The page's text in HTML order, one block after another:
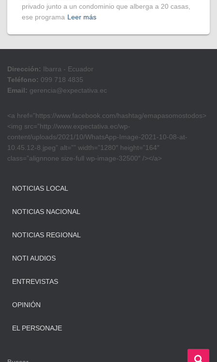
privado junto a un condominio que alberga a 20 casas,
ese programa Leer más
Dirección: Ibarra - Ecuador
Teléfono: 099 718 4835
Email: gerencia@expectativa.ec
<a href=”https://www.facebook.com/hashtag/emapasomostodos>
<img src=”http://www.expectativa.ec/wp-
content/uploads/2021/10/WhatsApp-Image-2021-10-08-at-
10.45.12-8.jpeg” alt=”” width=”1280″ height=”164″
class=”alignnone size-full wp-image-32500″ /></a>
NOTICIAS LOCAL
NOTICIAS NACIONAL
NOTICIAS REGIONAL
NOTI AUDIOS
ENTREVISTAS
OPINIÓN
EL PERSONAJE
B